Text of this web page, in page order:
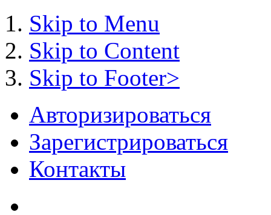
Skip to Menu
Skip to Content
Skip to Footer>
Авторизироваться
Зарегистрироваться
Контакты